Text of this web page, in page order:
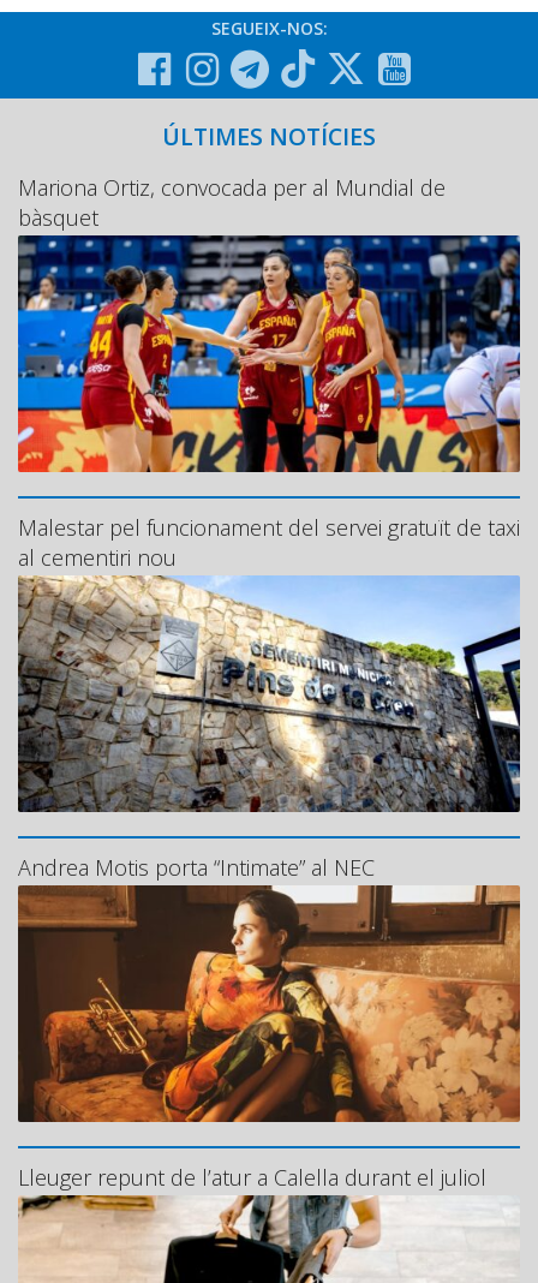
SEGUEIX-NOS:
ÚLTIMES NOTÍCIES
Mariona Ortiz, convocada per al Mundial de
bàsquet
Malestar pel funcionament del servei gratuït de taxi
al cementiri nou
Andrea Motis porta “Intimate” al NEC
Lleuger repunt de l’atur a Calella durant el juliol